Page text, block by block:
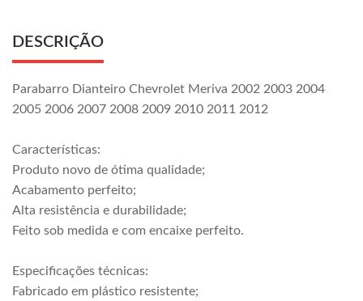
DESCRIÇÃO
Parabarro Dianteiro Chevrolet Meriva 2002 2003 2004
2005 2006 2007 2008 2009 2010 2011 2012
Características:
Produto novo de ótima qualidade;
Acabamento perfeito;
Alta resistência e durabilidade;
Feito sob medida e com encaixe perfeito.
Especificações técnicas:
Fabricado em plástico resistente;